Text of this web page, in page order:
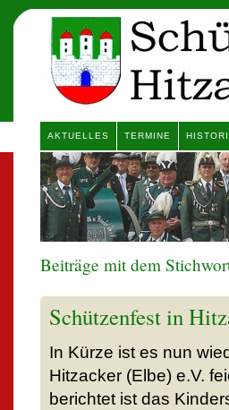
AKTUELLES TERMINE
Beiträge mit dem
Schützenfest in
In Kürze ist es nun
Hitzacker (Elbe) e.V.
berichtet ist das